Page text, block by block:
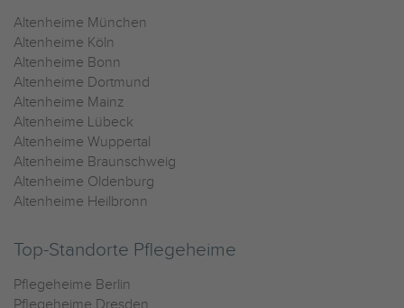
Altenheime München
Altenheime Köln
Altenheime Bonn
Altenheime Dortmund
Altenheime Mainz
Altenheime Lübeck
Altenheime Wuppertal
Altenheime Braunschweig
Altenheime Oldenburg
Altenheime Heilbronn
Top-Standorte Pflegeheime
Pflegeheime Berlin